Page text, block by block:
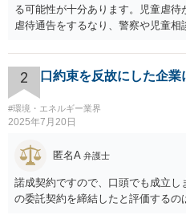
る可能性が十分あります。児童虐
虐待通告をするなり、警察や児童
談所の関与を望んでいないケース
すが、少なくともあなたが保護者
は避けた方が良いかと存じます。
た場合であっても、必ずしもあなた
ます。児童相談所に通告すべきであ
で自らの支配下に置きたかったの
ります。
2 口約束を反故にした企
#環境・エネルギー業界
2025年7月20日
匿名A 弁護士
諾成契約ですので、口頭でも成立し
の委託契約を締結したと評価するの